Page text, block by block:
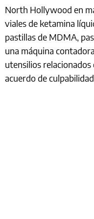
North Hollywood en
viales de ketamina
pastillas de MDMA,
una máquina
utensilios relacionados
acuerdo de